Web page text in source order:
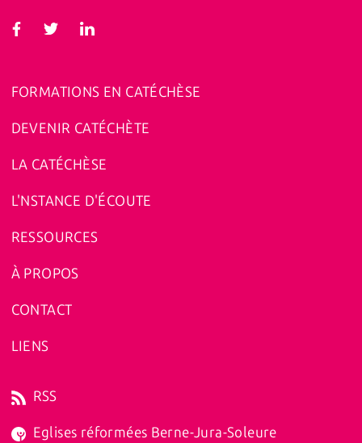
FORMATIONS EN CATÉCHÈSE
DEVENIR CATÉCHÈTE
LA CATÉCHÈSE
L'NSTANCE D'ÉCOUTE
RESSOURCES
À PROPOS
CONTACT
LIENS
RSS
Eglises réformées Berne-Jura-Soleure